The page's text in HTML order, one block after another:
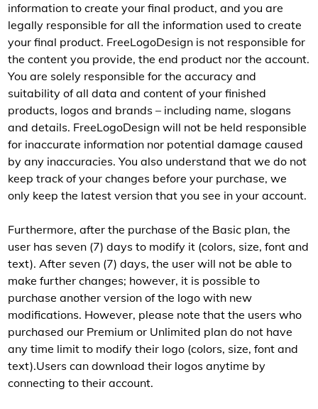
information to create your final product, and you are
legally responsible for all the information used to create
your final product. FreeLogoDesign is not responsible for
the content you provide, the end product nor the account.
You are solely responsible for the accuracy and
suitability of all data and content of your finished
products, logos and brands – including name, slogans
and details. FreeLogoDesign will not be held responsible
for inaccurate information nor potential damage caused
by any inaccuracies. You also understand that we do not
keep track of your changes before your purchase, we
only keep the latest version that you see in your account.
Furthermore, after the purchase of the Basic plan, the
user has seven (7) days to modify it (colors, size, font and
text). After seven (7) days, the user will not be able to
make further changes; however, it is possible to
purchase another version of the logo with new
modifications. However, please note that the users who
purchased our Premium or Unlimited plan do not have
any time limit to modify their logo (colors, size, font and
text).Users can download their logos anytime by
connecting to their account.